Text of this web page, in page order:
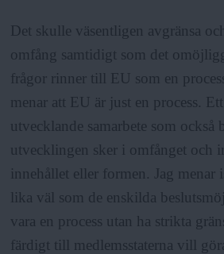
Det skulle väsentligen avgränsa
omfång samtidigt som det
frågor rinner till EU som en
menar att EU är just en process.
utvecklande samarbete som också
utvecklingen sker i omfånget och
innehållet eller formen. Jag menar
lika väl som de enskilda
vara en process utan ha strikta
färdigt till medlemsstaterna vill